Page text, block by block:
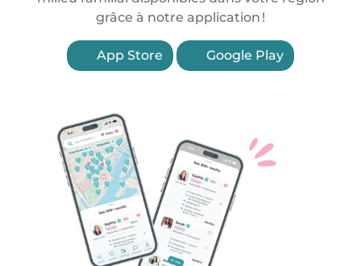
grâce à notre application !
App Store Google Play